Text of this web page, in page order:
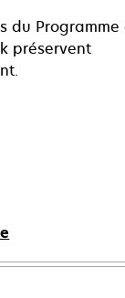
du Programme
préservent